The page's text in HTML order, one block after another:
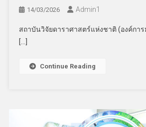
14/03/2026 Admin​1
สถาบันวิจัยดาราศาสตร์แห่งชาติ (องค์กา
[…]
Continue Reading